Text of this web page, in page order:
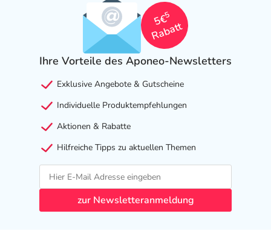
5€
5
Rabatt
Ihre Vorteile des Aponeo-Newsletters
Exklusive Angebote & Gutscheine
Individuelle Produktempfehlungen
Aktionen & Rabatte
Hilfreiche Tipps zu aktuellen Themen
zur Newsletteranmeldung